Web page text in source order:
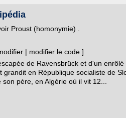
Proust (homonymie) .
| modifier le code ]
de Ravensbrück et d'un
grandit en République socialiste de
père, en Algérie où il vit 12...